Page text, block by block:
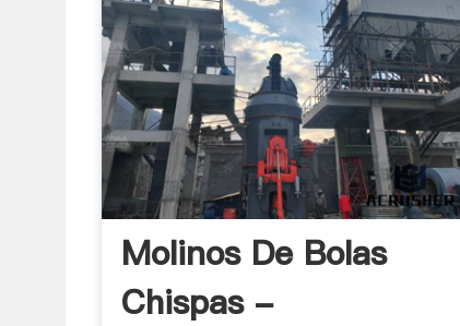
Molinos De Bolas
Chispas -